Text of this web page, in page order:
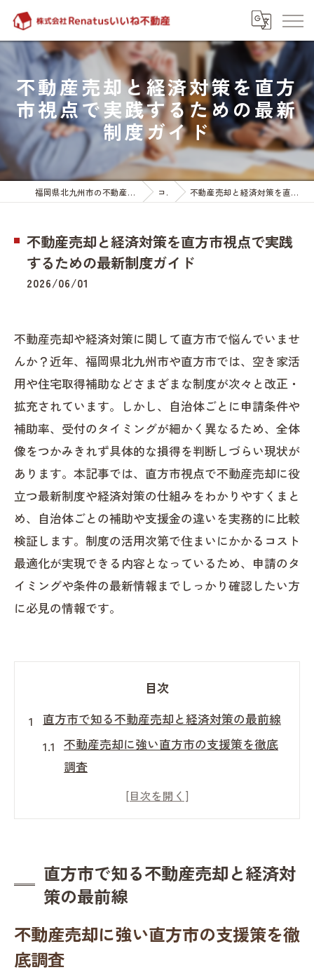
不動産売却と経済対策を直方
市視点で実践するための最新
制度ガイド
福岡県北九州市の不動産売却なら株式会社Renatusいいね不動産 コラム 不動産売却と経済対策を直方市視点で実践するための最新制度ガイド
不動産売却と経済対策を直方市視点で実践
するための最新制度ガイド
2026/06/01
不動産売却や経済対策に関して直方市で悩んでいませ
んか？近年、福岡県北九州市や直方市では、空き家活
用や住宅取得補助などさまざまな制度が次々と改正・
拡充されています。しかし、自治体ごとに申請条件や
補助率、受付のタイミングが細かく異なるため、全体
像をつかみきれず具体的な損得を判断しづらい現状が
あります。本記事では、直方市視点で不動産売却に役
立つ最新制度や経済対策の仕組みをわかりやすくまと
め、自治体ごとの補助や支援金の違いを実務的に比較
検証します。制度の活用次第で住まいにかかるコスト
最適化が実現できる内容となっているため、申請のタ
イミングや条件の最新情報までしっかり確認したい方
に必見の情報です。
目次
直方市で知る不動産売却と経済対策の最前線
不動産売却に強い直方市の支援策を徹底
調査
経済対策と不動産売却の最新動向を解説
空き家活用が進む直方市の不動産売却事
不動産売却の経済的メリットと注意点
直方市の補助金最新情報と不動産売却戦
補助金活用が左右する不動産売却の進め方
不動産売却時に知るべき補助金利用のコ
直方市で知る不動産売却と経済対
策の最前線
不動産売却に強い直方市の支援策を徹
底調査